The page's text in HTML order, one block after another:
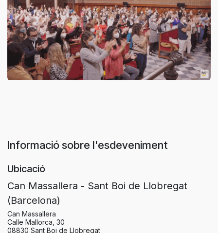
Informació sobre l'esdeveniment
Ubicació
Can Massallera - Sant Boi de Llobregat
(Barcelona)
Can Massallera
Calle Mallorca, 30
08830 Sant Boi de Llobregat